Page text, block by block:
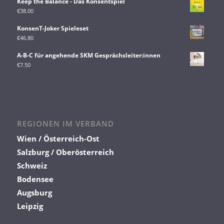
€38.00
KonsenT-Joker Spieleset
€46.80
A-B-C für angehende SKM Gesprächsleiter:innen
€7.50
REGIONEN IM VERBAND
Wien / Österreich-Ost
Salzburg / Oberösterreich
Schweiz
Bodensee
Augsburg
Leipzig